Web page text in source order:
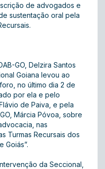
de advogados e
sustentação oral pela
GO, Delzira Santos
Goiana levou ao
no último dia 2 de
por ela e pelo
de Paiva, e pela
Márcia Póvoa, sobre
nas
Turmas Recursais dos
Goiás”.
da Seccional,